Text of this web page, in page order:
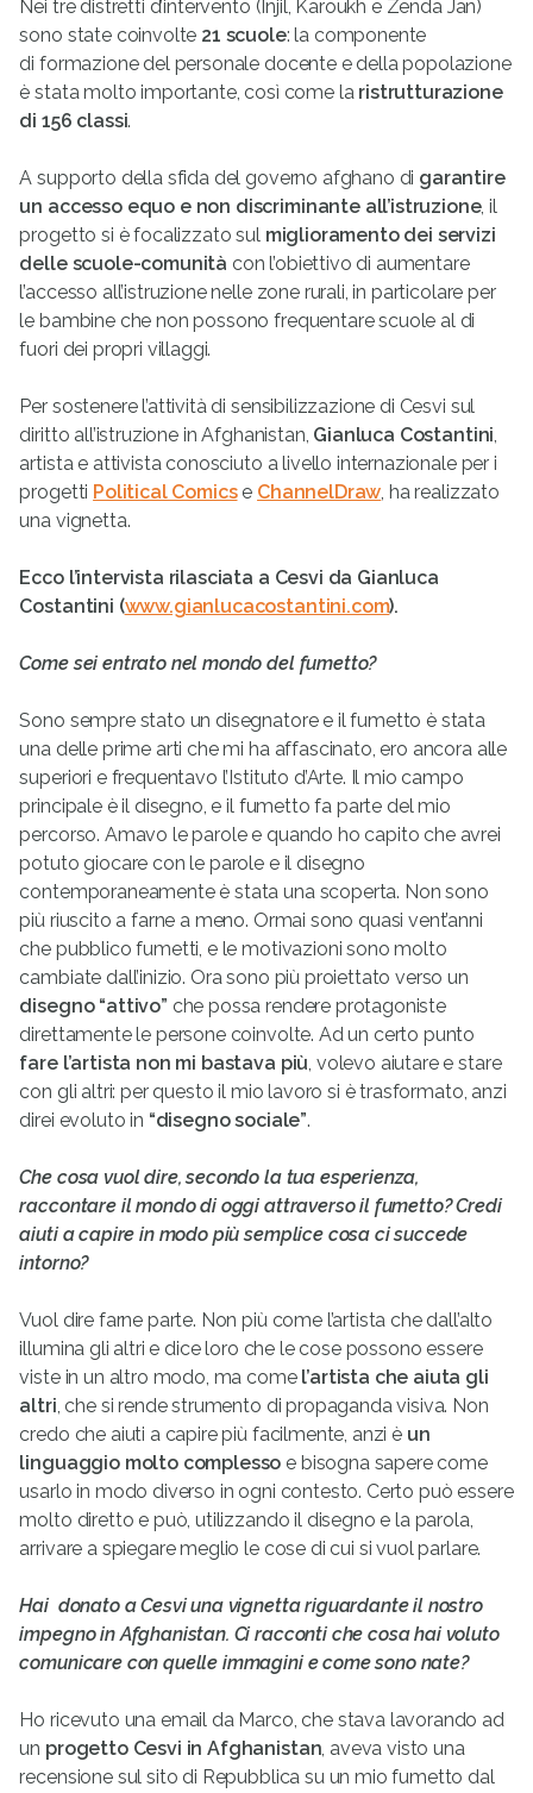
Nei tre distretti d’intervento (Injil, Karoukh e Zenda Jan)
sono state coinvolte 21 scuole: la componente
di formazione del personale docente e della popolazione
è stata molto importante, così come la ristrutturazione
di 156 classi.
A supporto della sfida del governo afghano di garantire
un accesso equo e non discriminante all’istruzione, il
progetto si è focalizzato sul miglioramento dei servizi
delle scuole-comunità con l’obiettivo di aumentare
l’accesso all’istruzione nelle zone rurali, in particolare per
le bambine che non possono frequentare scuole al di
fuori dei propri villaggi.
Per sostenere l’attività di sensibilizzazione di Cesvi sul
diritto all’istruzione in Afghanistan, Gianluca Costantini,
artista e attivista conosciuto a livello internazionale per i
progetti Political Comicse ChannelDraw, ha realizzato
una vignetta.
Ecco l’intervista rilasciata a Cesvi da Gianluca
Costantini (www.gianlucacostantini.com).
Come sei entrato nel mondo del fumetto?
Sono sempre stato un disegnatore e il fumetto è stata
una delle prime arti che mi ha affascinato, ero ancora alle
superiori e frequentavo l’Istituto d’Arte. Il mio campo
principale è il disegno, e il fumetto fa parte del mio
percorso. Amavo le parole e quando ho capito che avrei
potuto giocare con le parole e il disegno
contemporaneamente è stata una scoperta. Non sono
più riuscito a farne a meno. Ormai sono quasi vent’anni
che pubblico fumetti, e le motivazioni sono molto
cambiate dall’inizio. Ora sono più proiettato verso un
disegno “attivo” che possa rendere protagoniste
direttamente le persone coinvolte. Ad un certo punto
fare l’artista non mi bastava più, volevo aiutare e stare
con gli altri: per questo il mio lavoro si è trasformato, anzi
direi evoluto in “disegno sociale”.
Che cosa vuol dire, secondo la tua esperienza,
raccontare il mondo di oggi attraverso il fumetto? Credi
aiuti a capire in modo più semplice cosa ci succede
intorno?
Vuol dire farne parte. Non più come l’artista che dall’alto
illumina gli altri e dice loro che le cose possono essere
viste in un altro modo, ma comel’artista che aiuta gli
altri, che si rende strumento di propaganda visiva. Non
credo che aiuti a capire più facilmente, anzi è un
linguaggio molto complesso e bisogna sapere come
usarlo in modo diverso in ogni contesto. Certo può essere
molto diretto e può, utilizzando il disegno e la parola,
arrivare a spiegare meglio le cose di cui si vuol parlare.
Hai donato a Cesvi una vignetta riguardante il nostro
impegno in Afghanistan. Ci racconti che cosa hai voluto
comunicare con quelle immagini e come sono nate?
Ho ricevuto una email da Marco, che stava lavorando ad
un progetto Cesvi in Afghanistan, aveva visto una
recensione sul sito di Repubblica su un mio fumetto dal